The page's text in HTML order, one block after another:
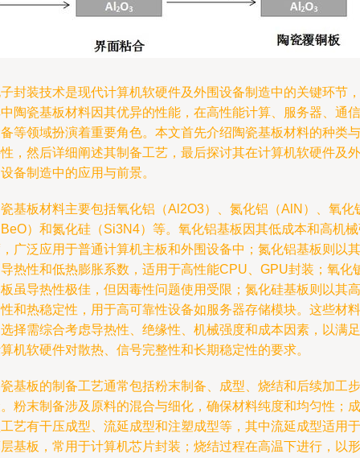
封装技术是现代计算机软硬件及外围设备制造中的关键环节，
陶瓷基板材料因其优异的性能，在高性能计算、服务器、通信
等领域扮演着重要角色。本文首先介绍陶瓷基板材料的种类与
，然后详细阐述其制备工艺，最后探讨其在计算机软硬件及外
备制造中的应用与前景。
基板材料主要包括氧化铝（Al2O3）、氮化铝（AlN）、氧化
）和氮化硅（Si3N4）等。氧化铝基板因其低成本和高机
广泛应用于普通计算机主板和外围设备中；氮化铝基板则以其
热性和低热膨胀系数，适用于高性能CPU、GPU封装；氧化
虽导热性极佳，但因毒性问题使用受限；氮化硅基板则以其高
和热稳定性，用于高可靠性设备如服务器存储模块。这些材料
择需综合考虑导热性、绝缘性、机械强度和成本因素，以满足
机软硬件对散热、信号完整性和长期稳定性的要求。
基板的制备工艺通常包括粉末制备、成型、烧结和后续加工步
粉末制备涉及原料的混合与细化，确保材料纯度和均匀性；成
艺有干压成型、流延成型和注塑成型等，其中流延成型适用于
基板，常用于计算机芯片封装；烧结过程在高温下进行，以形